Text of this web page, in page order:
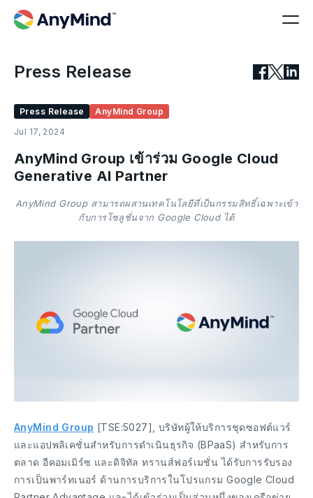
Press Release
Press Release
AnyMind Group
Jul 17, 2024
AnyMind Group เข้าร่วม Google Cloud
Generative AI Partner
AnyMind Group สามารถผสานเทคโนโลยีที่เป็นกรรมสิทธิ์เฉพาะเข้า
กับการโซลูชั่นจาก Google Cloud ได้
AnyMind Group [TSE:5027], บริษัทผู้ให้บริการชุดซอฟต์แวร์
และแอปพลิเคชั่นสำหรับการดำเนินธุรกิจ (BPaaS) สำหรับการ
ตลาด อีคอมเมิร์ซ และดิจิทัล ทรานส์ฟอร์เมชั่น ได้รับการรับรอง
การเป็นพาร์ทเนอร์ ด้านการบริการในโปรแกรม Google Cloud